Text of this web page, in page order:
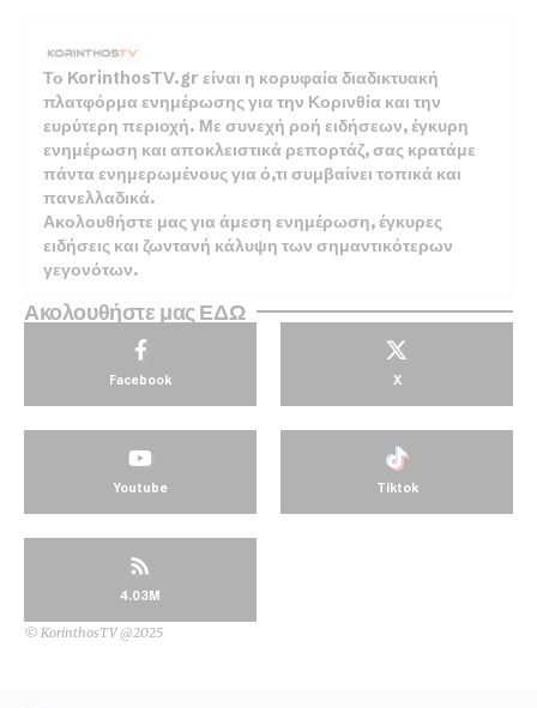
Το KorinthosTV.gr είναι η κορυφαία διαδικτυακή
πλατφόρμα ενημέρωσης για την Κορινθία και την
ευρύτερη περιοχή. Με συνεχή ροή ειδήσεων, έγκυρη
ενημέρωση και αποκλειστικά ρεπορτάζ, σας κρατάμε
πάντα ενημερωμένους για ό,τι συμβαίνει τοπικά και
πανελλαδικά.
Ακολουθήστε μας για άμεση ενημέρωση, έγκυρες
ειδήσεις και ζωντανή κάλυψη των σημαντικότερων
γεγονότων.
Ακολουθήστε μας ΕΔΩ
Facebook X
Youtube Tiktok
4.03M
© KorinthosTV @2025